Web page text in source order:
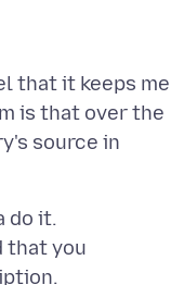
that it keeps me
is that over the
source in
do it.
that you